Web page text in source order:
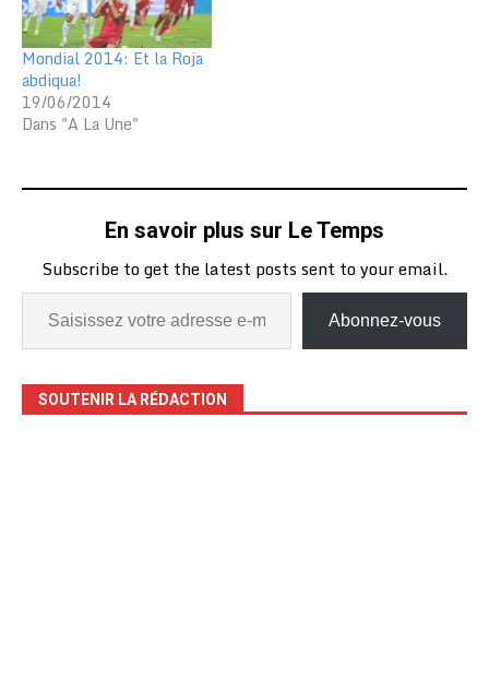
Mondial 2014: Et la Roja
abdiqua!
19/06/2014
Dans "A La Une"
En savoir plus sur Le Temps
Subscribe to get the latest posts sent to your email.
Abonnez-vous
SOUTENIR LA RÉDACTION